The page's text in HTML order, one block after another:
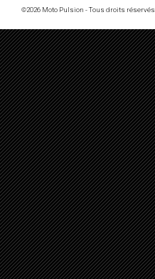
©2026 Moto Pulsion - Tous droits réservés.